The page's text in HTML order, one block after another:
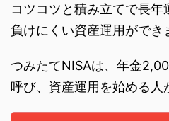
コツコツと積み立てで長
負けにくい資産運用ができ
つみたてNISAは、年金
呼び、資産運用を始める人